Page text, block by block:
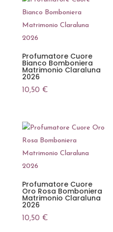
Profumatore Cuore
Bianco Bomboniera
Matrimonio Claraluna
2026
10,50 €
Profumatore Cuore
Oro Rosa Bomboniera
Matrimonio Claraluna
2026
10,50 €